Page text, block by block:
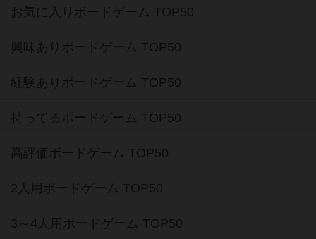
お気に入りボードゲーム TOP50
興味ありボードゲーム TOP50
経験ありボードゲーム TOP50
持ってるボードゲーム TOP50
高評価ボードゲーム TOP50
2人用ボードゲーム TOP50
3～4人用ボードゲーム TOP50